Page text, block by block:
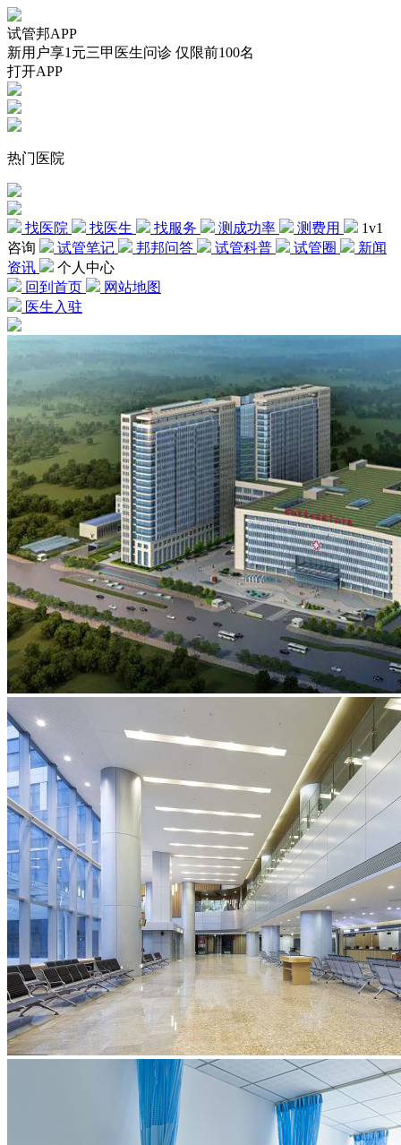
试管邦APP
新用户享1元三甲医生问诊 仅限前100名
打开APP
热门医院
找医院 找医生 找服务 测成功率 测费用
1v1
咨询
试管笔记 邦邦问答 试管科普 试管圈
新闻
资讯
个人中心
回到首页
网站地图
医生入驻